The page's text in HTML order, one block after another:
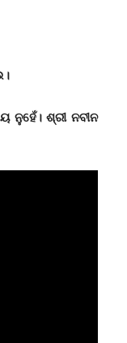
ଶ୍ରୀ ନବୀନ